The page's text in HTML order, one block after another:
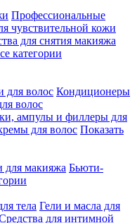
Профессиональные
чувствительной кожи
для снятия макияжа
категории
волос Кондиционеры
волос
ампулы и филлеры для
для волос Показать
для макияжа Бьюти-
тела Гели и масла для
для интимной